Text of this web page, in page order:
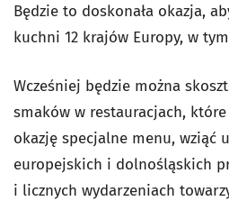
Będzie to doskonała okazja,
kuchni 12 krajów Europy, w
Wcześniej będzie można
smaków w restauracjach,
okazję specjalne menu, wziąć
europejskich i dolnośląskich
i licznych wydarzeniach